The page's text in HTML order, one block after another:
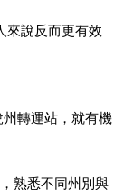
來說反而更有效
轉運站，就有機
熟悉不同州別與